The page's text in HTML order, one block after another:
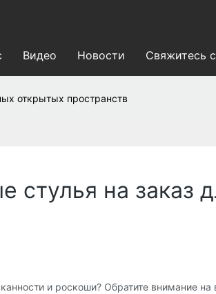
Видео Новости Свяжитесь
открытых пространств
стулья на заказ
и роскоши? Обратите внимание